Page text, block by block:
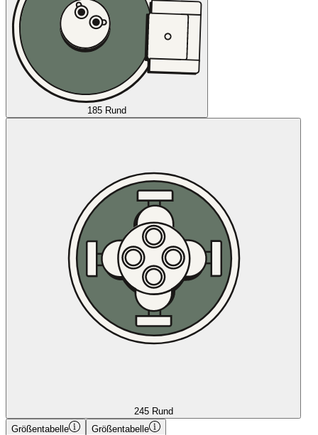
185 Rund
245 Rund
Größentabelle
Größentabelle